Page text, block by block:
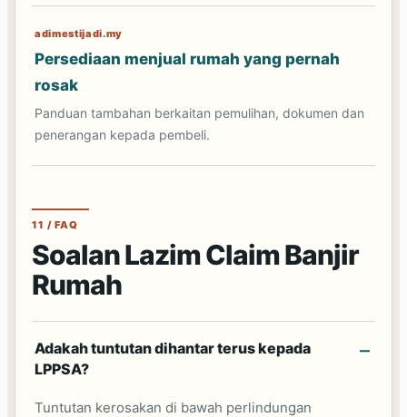
adimestijadi.my
Persediaan menjual rumah yang pernah
rosak
Panduan tambahan berkaitan pemulihan, dokumen dan
penerangan kepada pembeli.
11 / FAQ
Soalan Lazim Claim Banjir
Rumah
Adakah tuntutan dihantar terus kepada
LPPSA?
Tuntutan kerosakan di bawah perlindungan